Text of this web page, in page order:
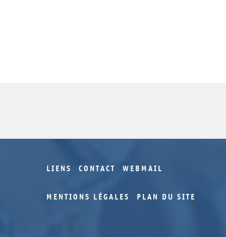
LIENS CONTACT WEBMAIL
MENTIONS LÉGALES PLAN DU SITE